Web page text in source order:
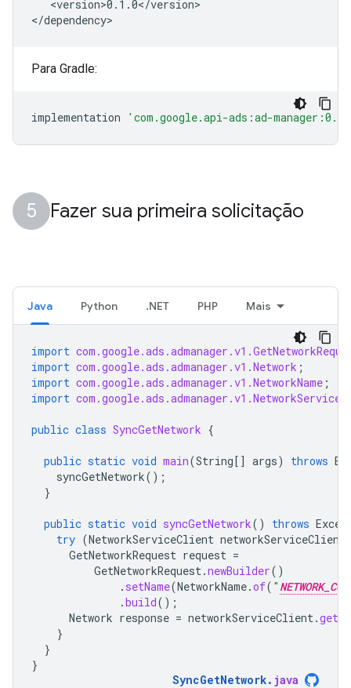
<version>0.1.0</version>
Para Gradle:
implementation 'com.google.api-ads:ad-
Fazer sua primeira solicitação
Java Python .NET PHP Mais
import
import com.google.ads.admanager.v1.Network ;
import com.google.ads.admanager.v1.NetworkName ;
import
public class SyncGetNetwork {
public static void main(String[] args) throws
syncGetNetwork();
}
public static void syncGetNetwork() throws
try (NetworkServiceClient networkServiceClient
GetNetworkRequest request =
GetNetworkRequest.newBuilder()
. setName(NetworkName.of( "
.build();
Network response = networkServiceClient.
}
}
}
SyncGetNetwork. java